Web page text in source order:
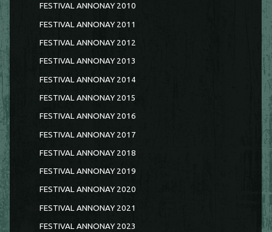
FESTIVAL ANNONAY 2010
FESTIVAL ANNONAY 2011
FESTIVAL ANNONAY 2012
FESTIVAL ANNONAY 2013
FESTIVAL ANNONAY 2014
FESTIVAL ANNONAY 2015
FESTIVAL ANNONAY 2016
FESTIVAL ANNONAY 2017
FESTIVAL ANNONAY 2018
FESTIVAL ANNONAY 2019
FESTIVAL ANNONAY 2020
FESTIVAL ANNONAY 2021
FESTIVAL ANNONAY 2023